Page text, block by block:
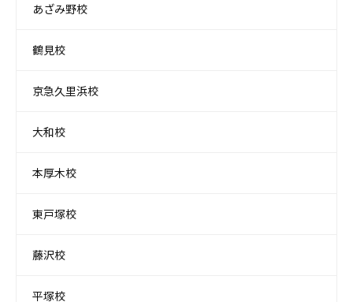
あざみ野校
鶴見校
京急久里浜校
大和校
本厚木校
東戸塚校
藤沢校
平塚校